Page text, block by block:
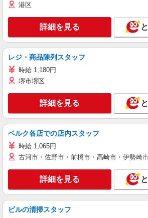
港区
詳細を見る
レジ・商品陳列スタッフ
時給 1,180円
堺市堺区
詳細を見る
ベルク各店での店内スタッフ
時給 1,065円
古河市・佐野市・前橋市・高崎市・伊勢崎
詳細を見る
ビルの清掃スタッフ